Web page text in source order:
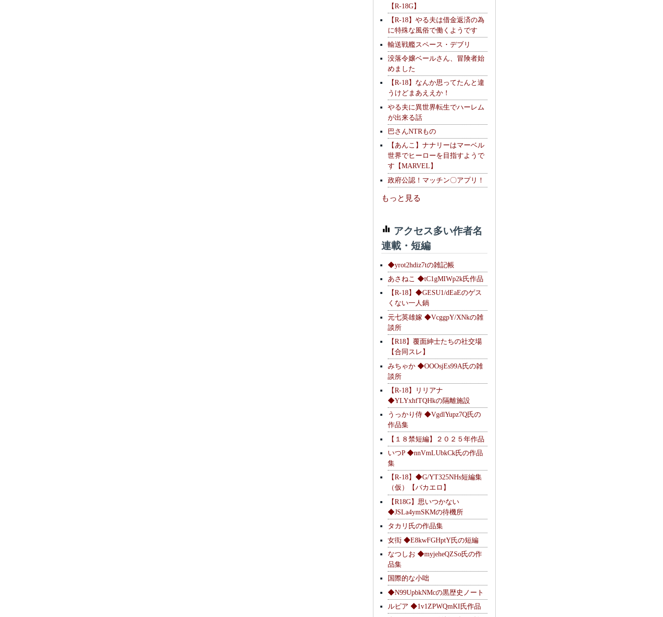
【R-18G】
【R-18】やる夫は借金返済の為
に特殊な風俗で働くようです
輸送戦艦スペース・デブリ
没落令嬢ベールさん、冒険者始
めました
【R-18】なんか思ってたんと違
うけどまあええか！
やる夫に異世界転生でハーレム
が出来る話
巴さんNTRもの
【あんこ】ナナリーはマーベル
世界でヒーローを目指すようで
す【MARVEL】
政府公認！マッチン〇アプリ！
もっと見る
アクセス多い作者名
連載・短編
◆yrot2hdiz7tの雑記帳
あさねこ ◆tC1gMIWp2k氏作品
【R-18】◆GESU1/dEaEのゲス
くない一人鍋
元七英雄嫁 ◆VcggpY/XNkの雑
談所
【R18】覆面紳士たちの社交場
【合同スレ】
みちゃか ◆OOOsjEs99A氏の雑
談所
【R-18】リリアナ
◆YLYxhfTQHkの隔離施設
うっかり侍 ◆VgdlYupz7Q氏の
作品集
【１８禁短編】２０２５年作品
いつP ◆nnVmLUbkCk氏の作品
集
【R-18】◆G/YT325NHs短編集
（仮）【バカエロ】
【R18G】思いつかない
◆JSLa4ymSKMの待機所
タカリ氏の作品集
女衒 ◆E8kwFGHptY氏の短編
なつしお ◆myjeheQZSo氏の作
品集
国際的な小咄
◆N99UpbkNMcの黒歴史ノート
ルピア ◆1v1ZPWQmKI氏作品